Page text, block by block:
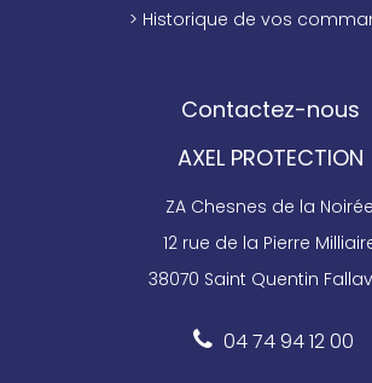
> Historique de vos
Contactez-nous
AXEL PROTECTION
ZA Chesnes de la
12 rue de la Pierre
38070 Saint Quentin
04 74 94 12 00